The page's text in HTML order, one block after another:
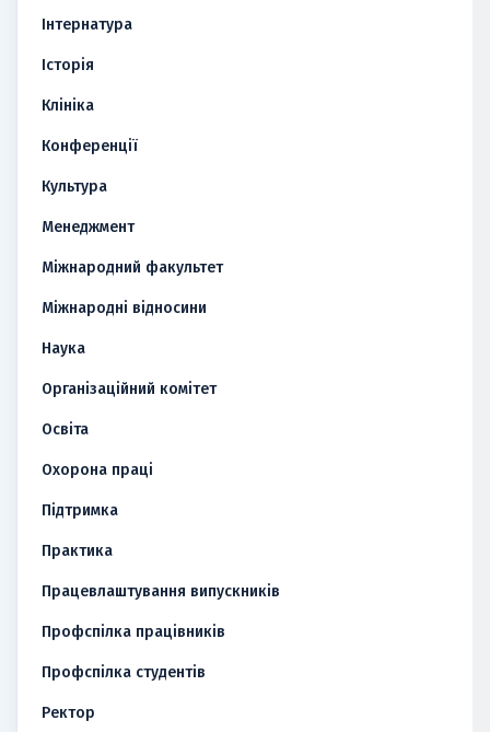
Інтернатура
Історія
Клініка
Конференції
Культура
Менеджмент
Міжнародний факультет
Міжнародні відносини
Наука
Організаційний комітет
Освіта
Охорона праці
Підтримка
Практика
Працевлаштування випускників
Профспілка працівників
Профспілка студентів
Ректор